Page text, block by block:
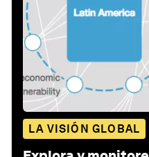
LA VISIÓN GLOBAL